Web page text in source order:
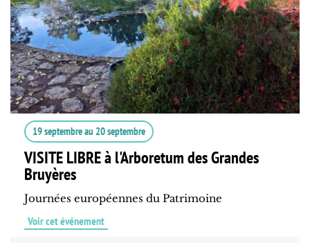
19 septembreau 20 septembre
VISITE LIBRE à l'Arboretum des Grandes
Bruyères
Journées européennes du Patrimoine
Voir cet événement